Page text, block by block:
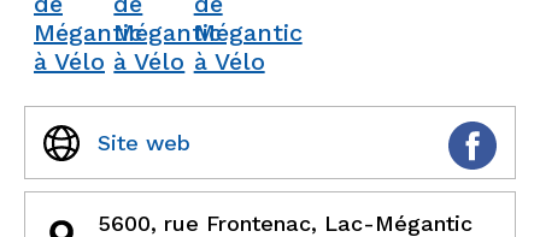
Site web
5600, rue Frontenac, Lac-Mégantic